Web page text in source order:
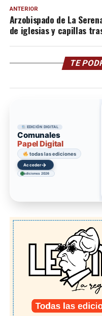
ANTERIOR
Arzobispado de La
de iglesias y capillas
TE
EDICIÓN DIGITAL
Comunales
Papel Digital
todas las ediciones
Acceder→
ediciones 2026